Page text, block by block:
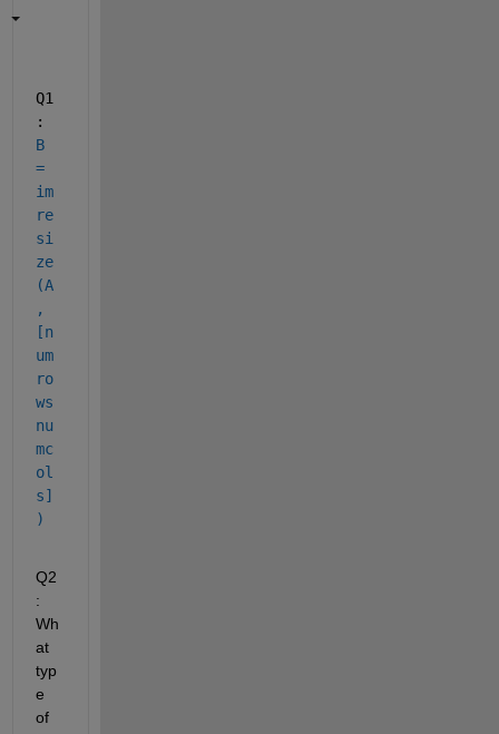
Q1
:
B
=
im
re
si
ze
(A
,
[n
um
ro
ws
nu
mc
ol
s]
)
Q2
:
Wh
at
typ
e
of